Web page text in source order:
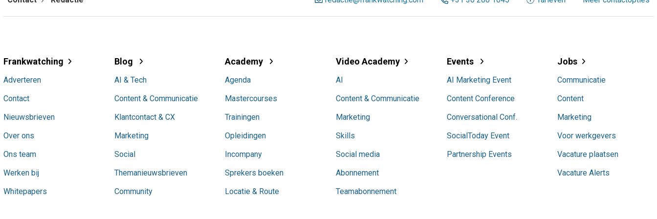
Frankwatching
Adverteren
Contact
Nieuwsbrieven
Over ons
Ons team
Werken bij
Whitepapers
Blog
AI & Tech
Content & Communicatie
Klantcontact & CX
Marketing
Social
Themanieuwsbrieven
Community
Academy
Agenda
Mastercourses
Trainingen
Opleidingen
Incompany
Sprekers boeken
Locatie & Route
Video Academy
AI
Content & Communicatie
Marketing
Skills
Social media
Abonnement
Teamabonnement
Events
AI Marketing Event
Content Conference
Conversational Conf.
SocialToday Event
Partnership Events
Jobs
Communicatie
Content
Marketing
Voor werkgevers
Vacature plaatsen
Vacature Alerts